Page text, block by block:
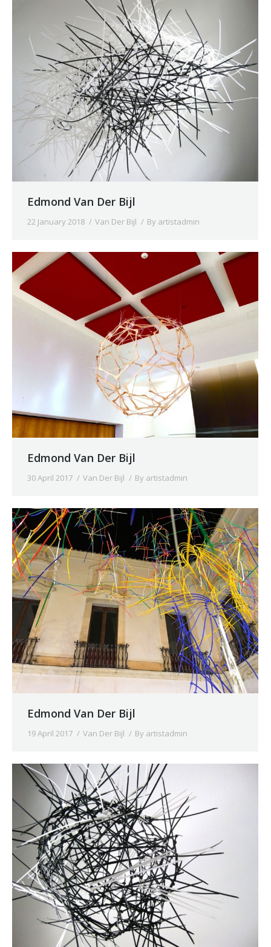
Edmond Van Der Bijl
22 January 2018 Van Der Bijl By artistadmin
Edmond Van Der Bijl
30 April 2017 Van Der Bijl By artistadmin
Edmond Van Der Bijl
19 April 2017 Van Der Bijl By artistadmin